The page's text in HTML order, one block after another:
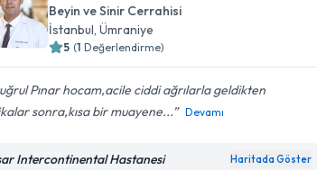
Beyin ve Sinir Cerrahisi
İstanbul , Ümraniye
5 (1 Değerlendirme)
Pınar hocam,acile ciddi ağrılarla geldikten
sonra,kısa bir muayene...
Devamı
Intercontinental Hastanesi Haritada Göster